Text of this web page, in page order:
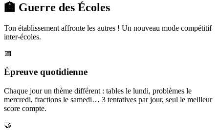
🏫 Guerre des Écoles
Ton établissement affronte les autres ! Un nouveau mode compétitif
inter-écoles.
📅
Épreuve quotidienne
Chaque jour un thème différent : tables le lundi, problèmes le
mercredi, fractions le samedi… 3 tentatives par jour, seul le meilleur
score compte.
🤝